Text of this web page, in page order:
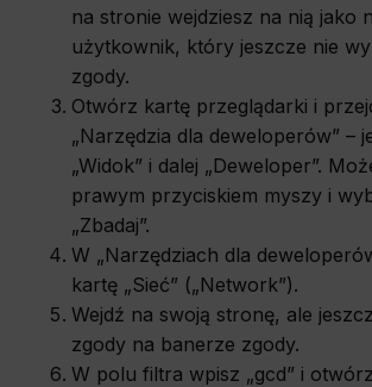
na stronie wejdziesz na nią jako
użytkownik, który jeszcze nie
zgody.
Otwórz kartę przeglądarki i
„Narzędzia dla deweloperów” –
„Widok” i dalej „Deweloper”.
prawym przyciskiem myszy i
„Zbadaj”.
W „Narzędziach dla
kartę „Sieć” („Network”).
Wejdź na swoją stronę, ale
zgody na banerze zgody.
W polu filtra wpisz „gcd” i